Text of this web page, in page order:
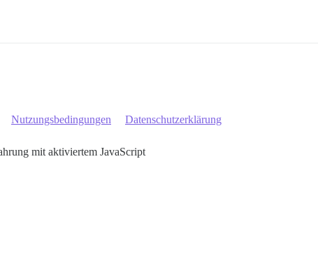
Nutzungsbedingungen Datenschutzerklärung
mit aktiviertem JavaScript